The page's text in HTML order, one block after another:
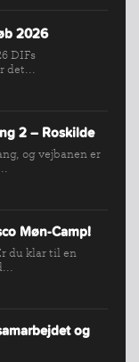
2026
DIFs
det...
2 – Roskilde
og vejbanen er
Møn-Camp!
du klar til en
og